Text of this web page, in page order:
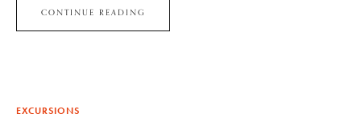
CONTINUE READING
EXCURSIONS